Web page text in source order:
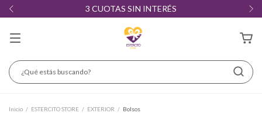
3 CUOTAS SIN INTERÉS
Inicio / ESTERCITO STORE / EXTERIOR / Bolsos